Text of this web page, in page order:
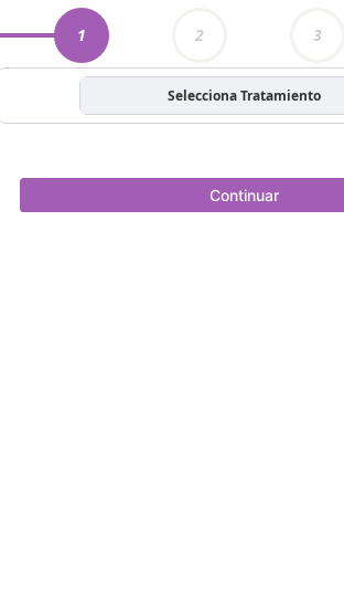
1 2 3
Selecciona Tratamiento
Continuar